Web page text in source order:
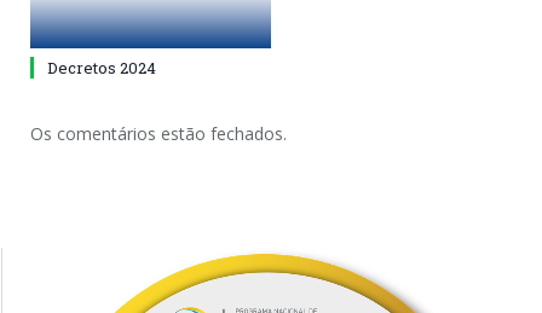
Decretos 2024
Os comentários estão fechados.